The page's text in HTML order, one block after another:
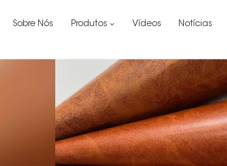
Sobre Nós Produtos Vídeos Notícias